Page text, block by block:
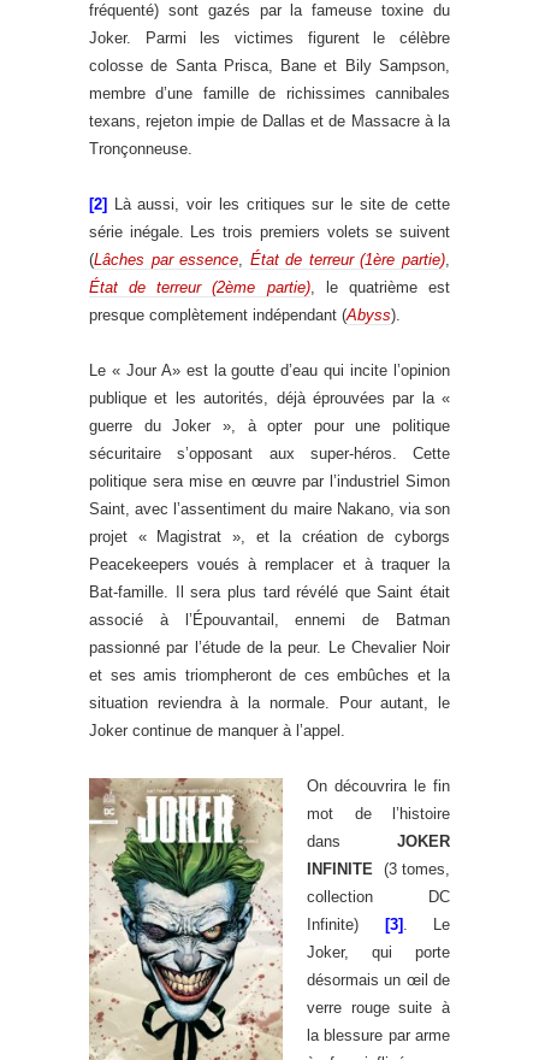
fréquenté) sont gazés par la fameuse toxine du
Joker. Parmi les victimes figurent le célèbre
colosse de Santa Prisca, Bane et Bily Sampson,
membre d’une famille de richissimes cannibales
texans, rejeton impie de Dallas et de Massacre à la
Tronçonneuse.
[2]
Là aussi, voir les critiques sur le site de cette
série inégale. Les trois premiers volets se suivent
(Lâches par essence, État de terreur (1ère partie),
État de terreur (2ème partie), le quatrième est
presque complètement indépendant (Abyss).
Le « Jour A» est la goutte d’eau qui incite l’opinion
publique et les autorités, déjà éprouvées par la «
guerre du Joker », à opter pour une politique
sécuritaire s’opposant aux super-héros. Cette
politique sera mise en œuvre par l’industriel Simon
Saint, avec l’assentiment du maire Nakano, via son
projet « Magistrat », et la création de cyborgs
Peacekeepers voués à remplacer et à traquer la
Bat-famille. Il sera plus tard révélé que Saint était
associé à l’Épouvantail, ennemi de Batman
passionné par l’étude de la peur. Le Chevalier Noir
et ses amis triompheront de ces embûches et la
situation reviendra à la normale. Pour autant, le
Joker continue de manquer à l’appel.
On découvrira le fin
mot de l’histoire
dans JOKER
INFINITE (3 tomes,
collection DC
Infinite)
[3] . Le
Joker, qui porte
désormais un œil de
verre rouge suite à
la blessure par arme